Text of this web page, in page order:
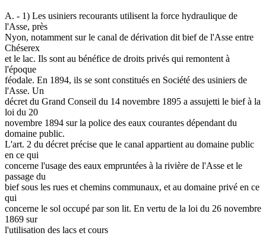
A. - 1) Les usiniers recourants utilisent la force hydraulique de
l'Asse, près
Nyon, notamment sur le canal de dérivation dit bief de l'Asse entre
Chéserex
et le lac. Ils sont au bénéfice de droits privés qui remontent à
l'époque
féodale. En 1894, ils se sont constitués en Société des usiniers de
l'Asse. Un
décret du Grand Conseil du 14 novembre 1895 a assujetti le bief à la
loi du 20
novembre 1894 sur la police des eaux courantes dépendant du
domaine public.
L'art. 2 du décret précise que le canal appartient au domaine public
en ce qui
concerne l'usage des eaux empruntées à la rivière de l'Asse et le
passage du
bief sous les rues et chemins communaux, et au domaine privé en ce
qui
concerne le sol occupé par son lit. En vertu de la loi du 26 novembre
1869 sur
l'utilisation des lacs et cours